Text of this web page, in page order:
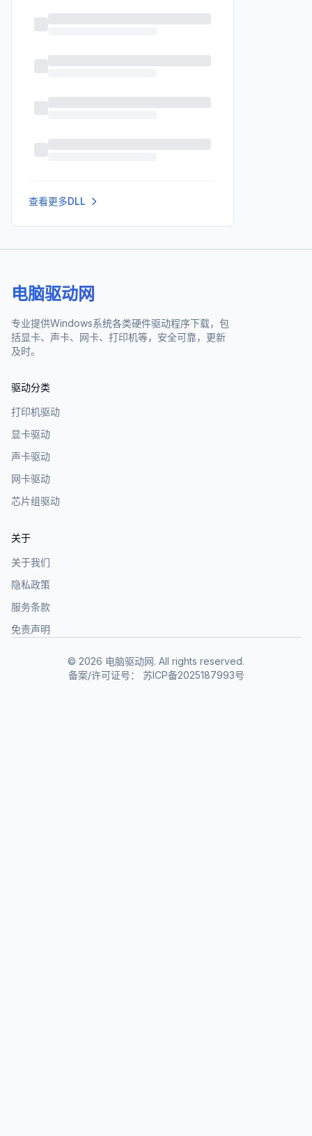
查看更多DLL
电脑驱动网
专业提供Windows系统各类硬件驱动程序下载，包
括显卡、声卡、网卡、打印机等，安全可靠，更新
及时。
驱动分类
打印机驱动
显卡驱动
声卡驱动
网卡驱动
芯片组驱动
关于
关于我们
隐私政策
服务条款
免责声明
© 2026 电脑驱动网. All rights reserved.
备案/许可证号：
苏ICP备2025187993号